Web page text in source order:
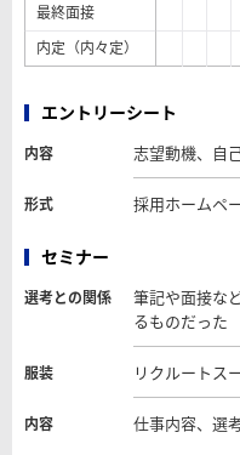
最終面接
内定（内々定）
エントリーシート
内容 志望動機、自
形式 採用ホームペ
セミナー
選考との関係
筆記や面接な
るものだった
服装 リクルートス
内容 仕事内容、選